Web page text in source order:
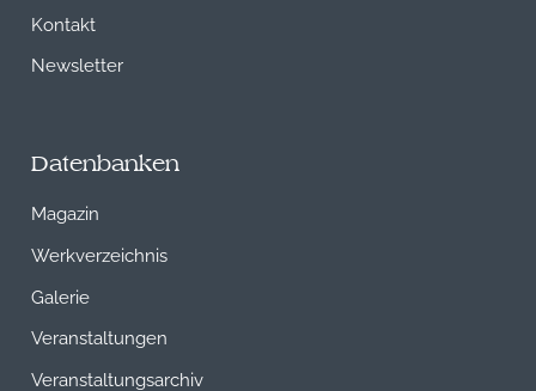
Kontakt
Newsletter
Datenbanken
Magazin
Werkverzeichnis
Galerie
Veranstaltungen
Veranstaltungsarchiv